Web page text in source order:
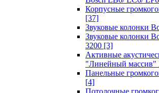
Корпусные
[37]
Звуковые колонки
Звуковые колонки
3200 [3]
Активные
"Линейный массив"
Панельные
[4]
Потолочные